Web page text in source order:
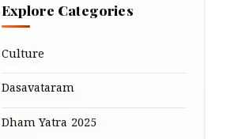
Explore Categories
Culture
Dasavataram
Dham Yatra 2025